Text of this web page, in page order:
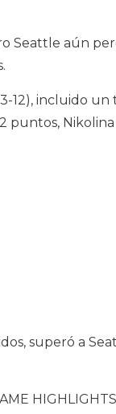
Seattle aún
12), incluido
puntos,
superó a